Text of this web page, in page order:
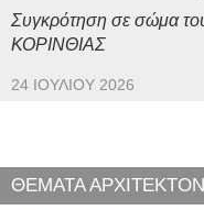
Συγκρότηση σε σώμα
ΚΟΡΙΝΘΙΑΣ
24 ΙΟΥΛΊΟΥ 2026
ΘΕΜΑΤΑ